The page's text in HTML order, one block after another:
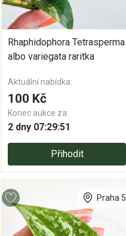
Rhaphidophora Tetrasperma
albo variegata raritka
Aktuální nabídka:
100 Kč
Konec aukce za:
2 dny 07:29:50
Přihodit
Praha 5